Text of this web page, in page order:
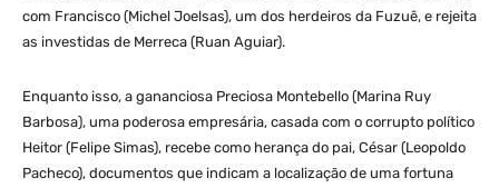
com Francisco (Michel Joelsas), um dos herdeiros da Fuzuê, e rejeita
as investidas de Merreca (Ruan Aguiar).
Enquanto isso, a gananciosa Preciosa Montebello (Marina Ruy
Barbosa), uma poderosa empresária, casada com o corrupto político
Heitor (Felipe Simas), recebe como herança do pai, César (Leopoldo
Pacheco), documentos que indicam a localização de uma fortuna